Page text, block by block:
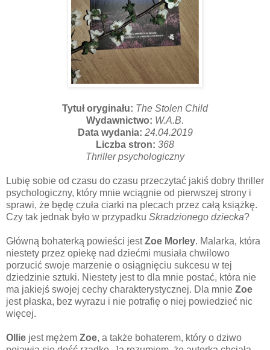
Tytuł oryginału: The Stolen Child
Wydawnictwo: W.A.B.
Data wydania: 24.04.2019
Liczba stron: 368
Thriller psychologiczny
Lubię sobie od czasu do czasu przeczytać jakiś dobry thriller
psychologiczny, który mnie wciągnie od pierwszej strony i
sprawi, że będę czuła ciarki na plecach przez całą książkę.
Czy tak jednak było w przypadku Skradzionego dziecka?
Główną bohaterką powieści jestZoe Morley. Malarka, która
niestety przez opiekę nad dziećmi musiała chwilowo
porzucić swoje marzenie o osiągnięciu sukcesu w tej
dziedzinie sztuki. Niestety jest to dla mnie postać, która nie
ma jakiejś swojej cechy charakterystycznej. Dla mnie Zoe
jest płaska, bez wyrazu i nie potrafię o niej powiedzieć nic
więcej.
Ollie jest mężem Zoe, a także bohaterem, który o dziwo